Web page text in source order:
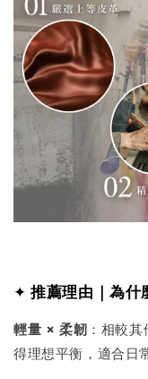
✦ 推薦理由｜為什
輕量 × 柔韌 ：相較
得理想平衡，適合日